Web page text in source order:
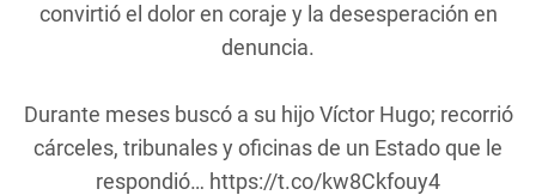
convirtió el dolor en coraje y la desesperación en
denuncia.
Durante meses buscó a su hijo Víctor Hugo; recorrió
cárceles, tribunales y oficinas de un Estado que le
respondió… https://t.co/kw8Ckfouy4